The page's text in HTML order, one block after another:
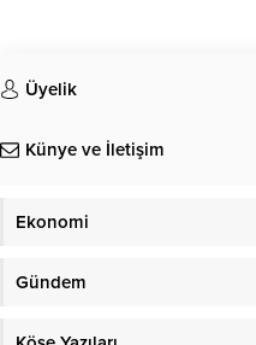
Üyelik
Künye ve İletişim
Ekonomi
Gündem